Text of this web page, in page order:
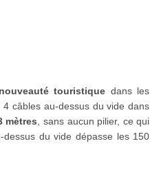
nouveauté touristique dans les
câbles au-dessus du vide dans
mètres , sans aucun pilier, ce qui
du vide dépasse les 150